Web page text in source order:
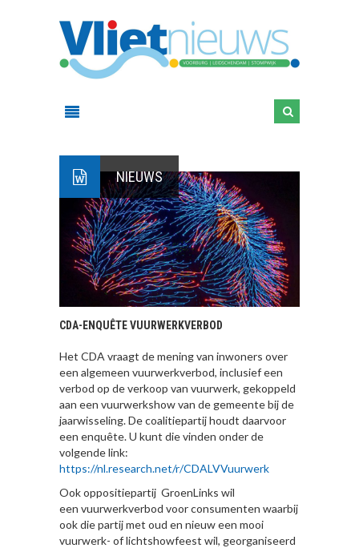
NIEUWS
CDA-ENQUÊTE VUURWERKVERBOD
Het CDA vraagt de mening van inwoners over
een algemeen vuurwerkverbod, inclusief een
verbod op de verkoop van vuurwerk, gekoppeld
aan een vuurwerkshow van de gemeente bij de
jaarwisseling. De coalitiepartij houdt daarvoor
een enquête. U kunt die vinden onder de
volgende link:
https://nl.research.net/r/CDALVVuurwerk
Ook oppositiepartij GroenLinks wil
een vuurwerkverbod voor consumenten waarbij
ook die partij met oud en nieuw een mooi
vuurwerk- of lichtshowfeest wil, georganiseerd